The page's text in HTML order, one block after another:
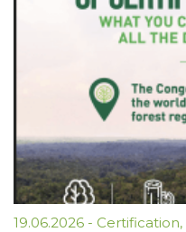
19.06.2026 - Certification,